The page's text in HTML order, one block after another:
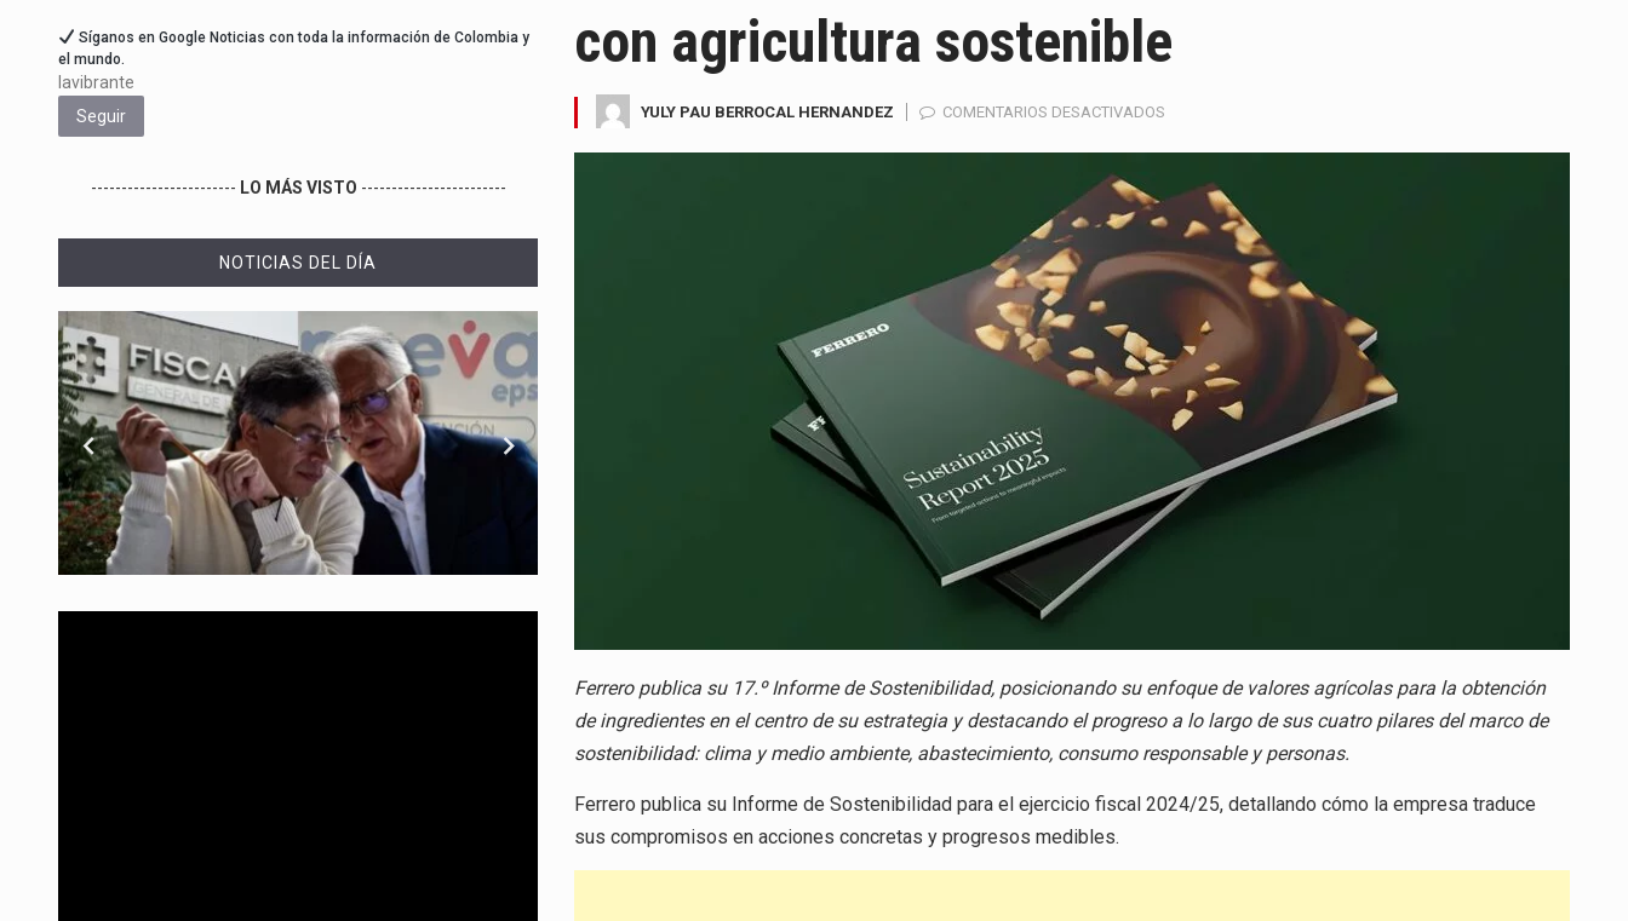
con agricultura sostenible
YULY PAU BERROCAL HERNANDEZ COMENTARIOS DESACTIVADOS
CADENA
SUMINISTRO
CON
AGRICULTURA
SOSTENIBLE
Ferrero publica su 17.º Informe de Sostenibilidad, posicionando su enfoque de valores agrícolas para la obtención
de ingredientes en el centro de su estrategia y destacando el progreso a lo largo de sus cuatro pilares del marco de
sostenibilidad: clima y medio ambiente, abastecimiento, consumo responsable y personas.
Ferrero publica su Informe de Sostenibilidad para el ejercicio fiscal 2024/25, detallando cómo la empresa traduce
sus compromisos en acciones concretas y progresos medibles.
Síganos en Google Noticias con toda la información de Colombia y
el mundo.
lavibrante
Seguir
------------------------ LO MÁS VISTO ------------------------
NOTICIAS DEL DÍA